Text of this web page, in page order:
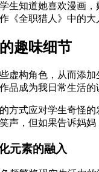
生知道她喜欢漫画
《全职猎人》中的
趣味细节
虚构角色，从而添
品成为我日常生活的
方式应对学生奇怪
声，但如果告诉妈妈
元素的融入